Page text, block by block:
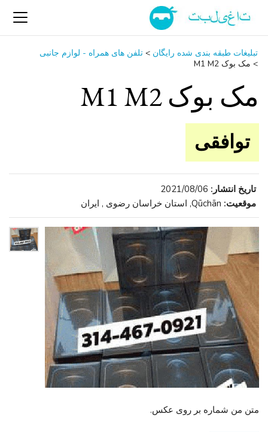
تبلیغات طبقه بندی شده رایگان > تلفن ‌های همراه - لوازم جانبی
> مک بوک M1 M2
مک بوک M1 M2
توافقی
تاریخ انتشار: 2021/08/06
موقعیت: Qūchān, استان خراسان رضوی , ایران
متن من شماره بر روی عکس.